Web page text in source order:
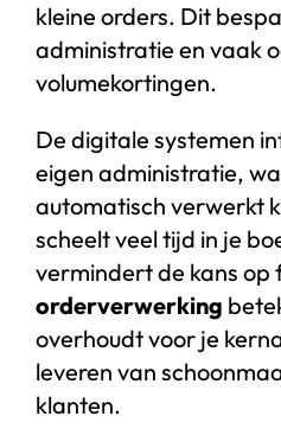
kleine orders. Dit
administratie en vaak
volumekortingen.
De digitale systemen
eigen administratie,
automatisch verwerkt
scheelt veel tijd in je
vermindert de kans op
orderverwerking
overhoudt voor je
leveren van
klanten.